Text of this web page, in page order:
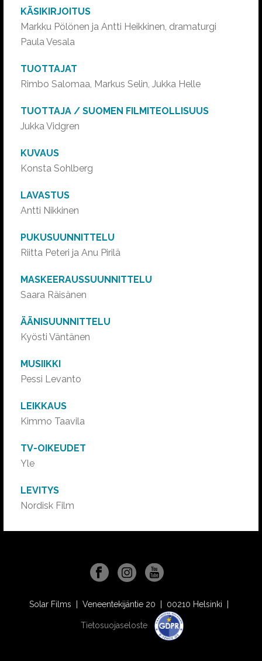
KÄSIKIRJOITUS
Markku Pölönen ja Antti Heikkinen, dramaturgi
Paula Vesala
TUOTTAJAT
Rimbo Salomaa, Markus Selin, Jukka Helle
TUOTTAJA / SUOMEN FILMITEOLLISUUS
Jukka Vidgren
KUVAUS
Konsta Sohlberg
LAVASTUS
Antti Nikkinen
PUKUSUUNNITTELU
Riitta Peteri ja Anu Pirilä
MASKEERAUSSUUNNITTELU
Saara Räisänen
ÄÄNISUUNNITTELU
Kyösti Väntänen
MUSIIKKI
Pessi Levanto
LEIKKAUS
Kimmo Taavila
TV-OIKEUDET
Yle
LEVITYS
Nordisk Film
Solar Films | Veneentekijäntie 20 | 00210 Helsinki |
Tietosuojaseloste